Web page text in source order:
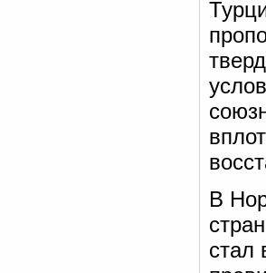
В
стал